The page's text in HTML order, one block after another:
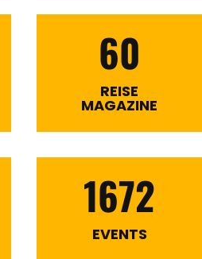
60
REISE
MAGAZINE
1672
EVENTS